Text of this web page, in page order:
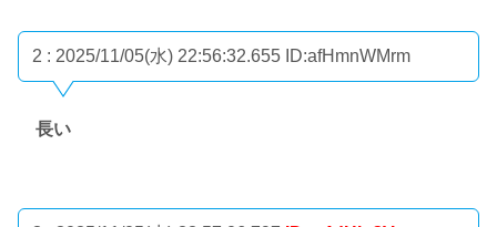
2 : 2025/11/05(水) 22:56:32.655 ID:afHmnWMrm
長い